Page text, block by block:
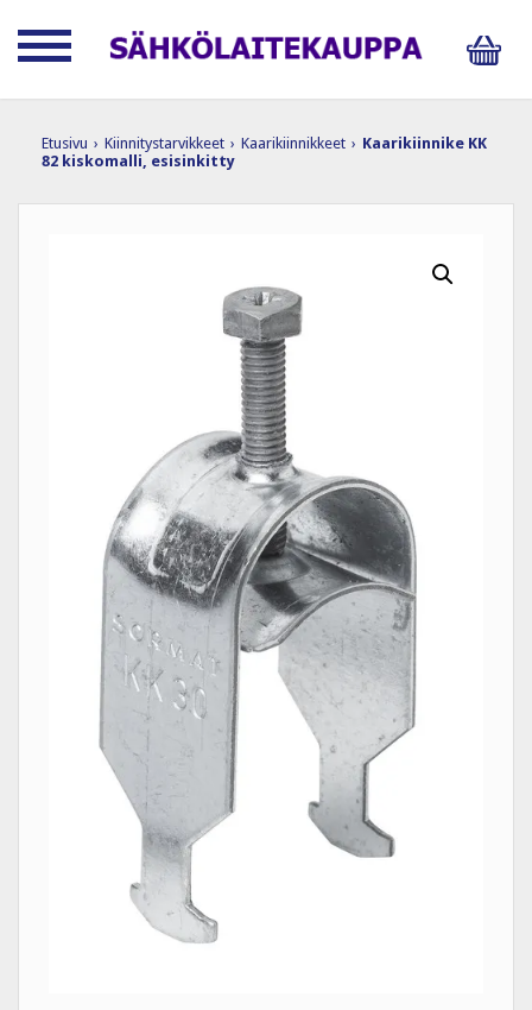
Etusivu › Kiinnitystarvikkeet › Kaarikiinnikkeet › Kaarikiinnike KK
82 kiskomalli, esisinkitty